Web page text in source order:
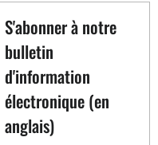
S'abonner à notre
bulletin
d'information
électronique (en
anglais)